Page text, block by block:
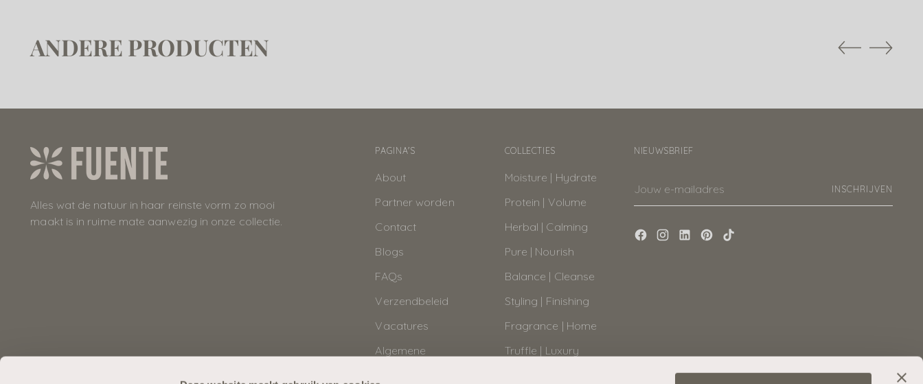
ANDERE PRODUCTEN
Alles wat de natuur in haar reinste vorm zo mooi
maakt is in ruime mate aanwezig in onze collectie.
PAGINA'S
About
Partner worden
Contact
Blogs
FAQs
Verzendbeleid
Vacatures
Algemene
COLLECTIES
Moisture | Hydrate
Protein | Volume
Herbal | Calming
Pure | Nourish
Balance | Cleanse
Styling | Finishing
Fragrance | Home
Truffle | Luxury
NIEUWSBRIEF
e-
INSCHRIJVEN